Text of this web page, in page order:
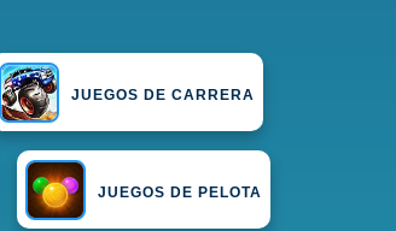
JUEGOS DE CARRERA
JUEGOS DE PELOTA